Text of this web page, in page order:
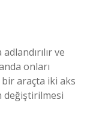
ve
onları
araçta iki aks
değiştirilmesi